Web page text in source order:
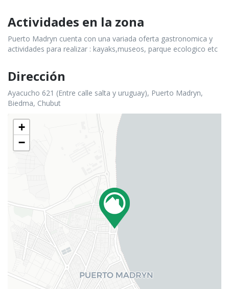
Actividades en la zona
Puerto Madryn cuenta con una variada oferta gastronomica y
actividades para realizar : kayaks,museos, parque ecologico etc
Dirección
Ayacucho 621 (Entre calle salta y uruguay), Puerto Madryn,
Biedma, Chubut
+
−